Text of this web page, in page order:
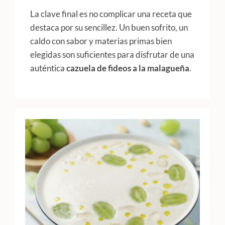
La clave final es no complicar una receta que
destaca por su sencillez. Un buen sofrito, un
caldo con sabor y materias primas bien
elegidas son suficientes para disfrutar de una
auténticacazuela de fideos a la malagueña.